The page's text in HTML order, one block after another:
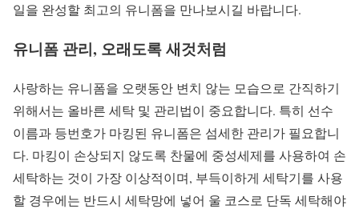
일을 완성할 최고의 유니폼을 만나보시길 바랍니다.
유니폼 관리, 오래도록 새것처럼
사랑하는 유니폼을 오랫동안 변치 않는 모습으로 간직하기
위해서는 올바른 세탁 및 관리법이 중요합니다. 특히 선수
이름과 등번호가 마킹된 유니폼은 섬세한 관리가 필요합니
다. 마킹이 손상되지 않도록 찬물에 중성세제를 사용하여 손
세탁하는 것이 가장 이상적이며, 부득이하게 세탁기를 사용
할 경우에는 반드시 세탁망에 넣어 울 코스로 단독 세탁해야